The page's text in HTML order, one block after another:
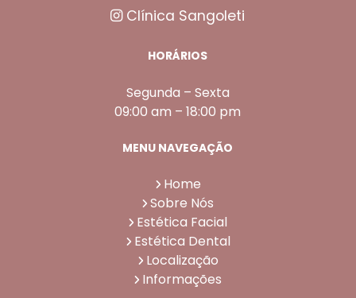
Clínica Sangoleti
HORÁRIOS
Segunda – Sexta
09:00 am – 18:00 pm
MENU NAVEGAÇÃO
Home
Sobre Nós
Estética Facial
Estética Dental
Localização
Informações